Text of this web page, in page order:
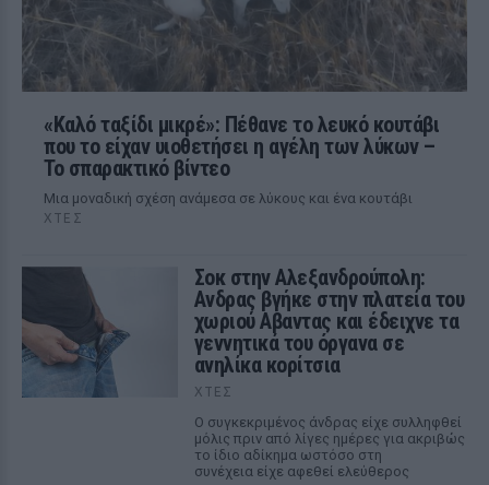
«Καλό ταξίδι μικρέ»: Πέθανε το λευκό κουτάβι
που το είχαν υιοθετήσει η αγέλη των λύκων –
Το σπαρακτικό βίντεο
Μια μοναδική σχέση ανάμεσα σε λύκους και ένα κουτάβι
ΧΤΕΣ
Σοκ στην Αλεξανδρούπολη:
Ανδρας βγήκε στην πλατεία του
χωριού Αβαντας και έδειχνε τα
γεννητικά του όργανα σε
ανηλίκα κορίτσια
ΧΤΕΣ
Ο συγκεκριμένος άνδρας είχε συλληφθεί
μόλις πριν από λίγες ημέρες για ακριβώς
το ίδιο αδίκημα ωστόσο στη
συνέχεια είχε αφεθεί ελεύθερος